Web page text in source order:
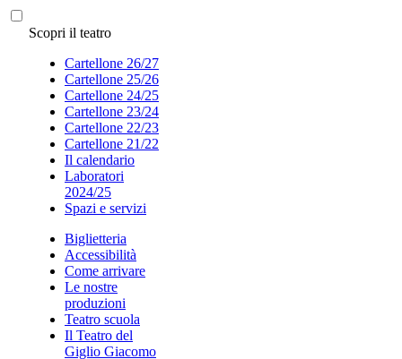
Scopri il teatro
Cartellone 26/27
Cartellone 25/26
Cartellone 24/25
Cartellone 23/24
Cartellone 22/23
Cartellone 21/22
Il calendario
Laboratori
2024/25
Spazi e servizi
Biglietteria
Accessibilità
Come arrivare
Le nostre
produzioni
Teatro scuola
Il Teatro del
Giglio Giacomo